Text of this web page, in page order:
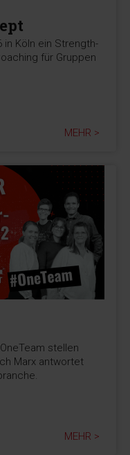
Köln ein Strength-
für Gruppen
MEHR >
stellen
Marx antwortet
MEHR >